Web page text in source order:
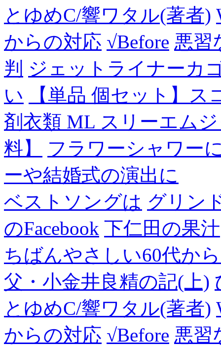
とゆめC/響ワタル(著者)
からの対応 √Before 悪習
判 ジェットライナーカ
い
【単品 個セット】
剤衣類 ML スリーエム
料】
フラワーシャワー
ーや結婚式の演出に
ベストソングは グリン
のFacebook 下仁田の果汁
ちばんやさしい60代から
父・小金井良精の記(上)
とゆめC/響ワタル(著者)
からの対応 √Before 悪習